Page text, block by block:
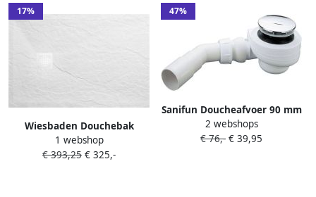
17%
Wiesbaden Douchebak
Stonea Antislip Composiet
80x90x3 cm Inkortbaar Mat
1 webshop
€ 393,25 € 325,-
47%
Sanifun Doucheafvoer 90 mm
chroom– geschikt voor
Stonea douchebakken
2 webshops
€ 76,- € 39,95